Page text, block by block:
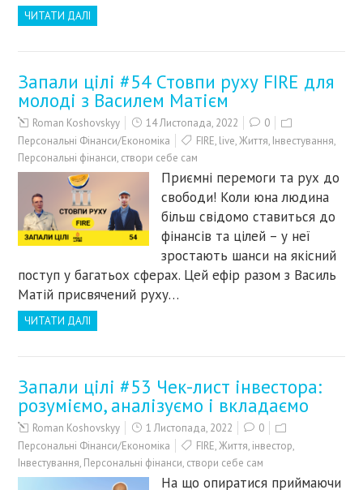
ЧИТАТИ ДАЛІ
Запали цілі #54 Стовпи руху FIRE для
молоді з Василем Матієм
Roman Koshovskyy 14 Листопада, 2022
0
Персональні Фінанси/Економіка
FIRE, live,Життя, Інвестування,
Персональні фінанси, створи себе сам
Приємні перемоги та рух до
свободи! Коли юна людина
більш свідомо ставиться до
фінансів та цілей – у неї
зростають шанси на якісний
поступ у багатьох сферах. Цей ефір разом з Василь
Матій присвячений руху…
ЧИТАТИ ДАЛІ
Запали цілі #53 Чек-лист інвестора:
розуміємо, аналізуємо і вкладаємо
Roman Koshovskyy 1 Листопада, 2022
0
Персональні Фінанси/Економіка
FIRE,Життя, інвестор,
Інвестування, Персональні фінанси, створи себе сам
На що опиратися приймаючи